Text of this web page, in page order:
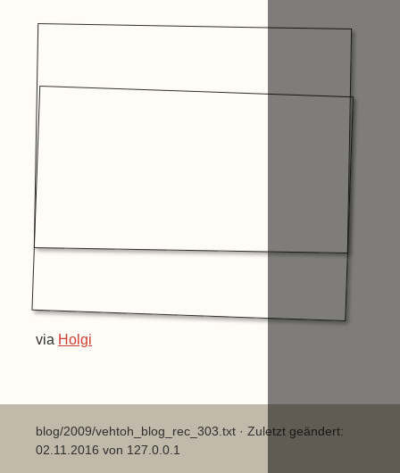
via Holgi
blog/2009/vehtoh_blog_rec_303.txt · Zuletzt geändert:
02.11.2016 von 127.0.0.1